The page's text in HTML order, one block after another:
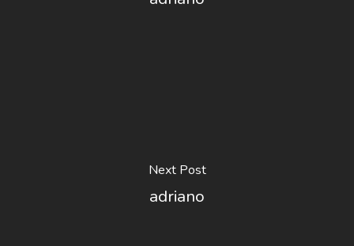
Next Post
adriano